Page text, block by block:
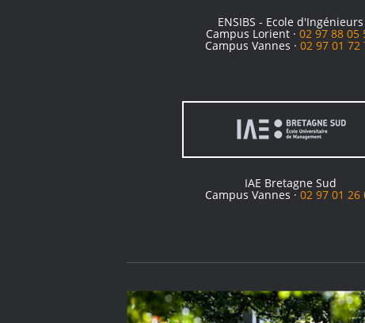
ENSIBS - Ecole d'Ingénieurs
Campus Lorient ·02 97 88 05
Campus Vannes ·02 97 01 72
IAE Bretagne Sud
Campus Vannes ·02 97 01 26